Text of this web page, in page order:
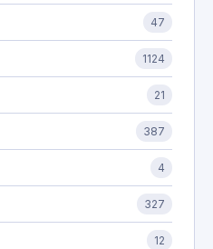
47
1124
21
387
4
327
12